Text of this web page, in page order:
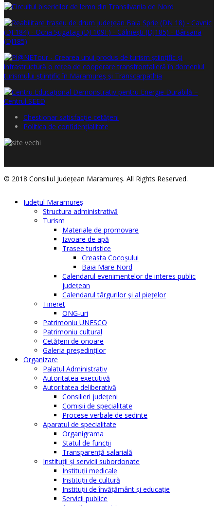
Chestionar satisfacţie cetăţeni
Politica de confidențialitate
© 2018 Consiliul Judeţean Maramureş. All Rights Reserved.
Judeţul Maramureş
Structura administrativă
Turism
Materiale de promovare
Izvoare de apă
Trasee turistice
Creasta Cocoșului
Baia Mare Nord
Calendarul evenimentelor de interes public
judeţean
Calendarul târgurilor şi al pieţelor
Tineret
ONG-uri
Patrimoniu UNESCO
Patrimoniu cultural
Cetăţeni de onoare
Galeria președinților
Organizare
Palatul Administrativ
Autoritatea executivă
Autoritatea deliberativă
Consilieri judeţeni
Comisii de specialitate
Procese verbale de sedinte
Aparatul de specialitate
Organigrama
Statul de funcții
Transparență salarială
Instituţii şi servicii subordonate
Instituţii medicale
Instituţii de cultură
Instituţii de învăţământ şi educaţie
Servicii publice